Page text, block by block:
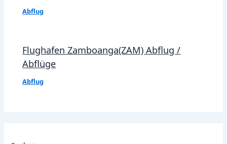
Abflug
Flughafen Zamboanga(ZAM) Abflug /
Abflüge
Abflug